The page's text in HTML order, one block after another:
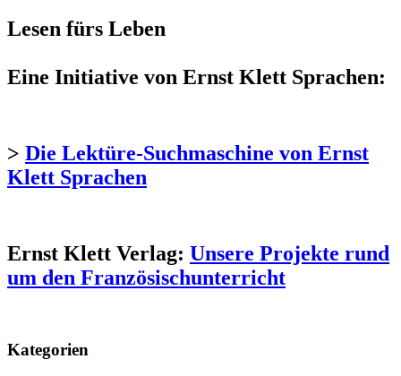
Lesen fürs Leben
Eine Initiative von Ernst Klett Sprachen:
> Die Lektüre-Suchmaschine von Ernst
Klett Sprachen
Ernst Klett Verlag: Unsere Projekte rund
um den Französischunterricht
Kategorien